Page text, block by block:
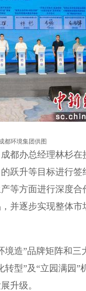
都环境集团供图
办总经理林杉在
跃升等目标进行签
等方面进行深度
并逐步实现整体
造”品牌矩阵和三
型”及“立园满园
升级。